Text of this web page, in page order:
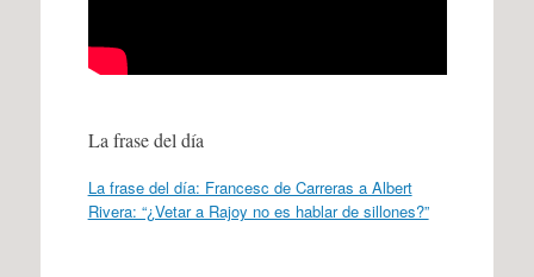
La frase del día
La frase del día: Francesc de Carreras a Albert
Rivera: “¿Vetar a Rajoy no es hablar de sillones?”